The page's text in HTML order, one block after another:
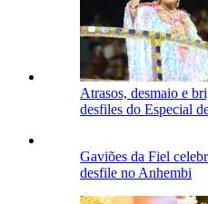
Atrasos, desmaio e
desfiles do Especial
Gaviões da Fiel
desfile no Anhembi